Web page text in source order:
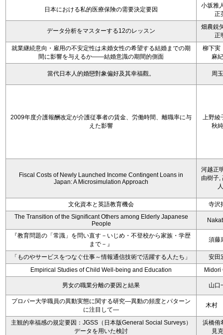
日本における私的医療保険の需要決定要因
小坂雅
正
データ分析をマスターする12のレッスン
畑農鋭
正
就業継続意向・雇用の不安定性は未婚女性の希望する結婚までの期
間に影響を与えるか――結婚意識の期間的側面
柳下実
麻
當代日本人的婚戀對象偏好及其幸福觀。 周
2009年度介護報酬改定が介護従事者の賃金、労働時間、離職率に与
えた影響
上野綾
秋
Fiscal Costs of Newly Launched Income Contingent Loans in
Japan: A Microsimulation Approach
河越正
由樹子,
人
文化資本と英語教育機会
寺沢
The Transition of the Significant Others among Elderly Japanese
People
『教育問題の「常識」を問い直す－いじめ・不登校から家族・学歴
まで－』
須藤
「ものやサービスをつなぐ仕事～情報通信技術で活躍する人たち」
安田
Empirical Studies of Child Well-being and Education
Midori
男女の職業分離の要因と結果 山口
プロパー大学職員の異動実態に関する研究―異動の頻度とパターン
に注目して―
木村
主観的幸福感の規定要因：JGSS（日本版General Social Surveys）
データを用いた検討
浜橋侑
見